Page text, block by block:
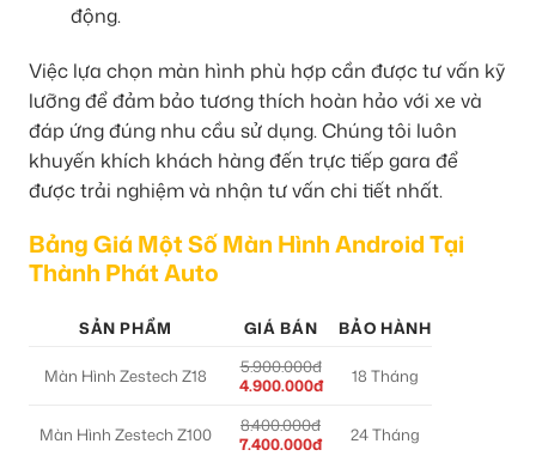
động.
Việc lựa chọn màn hình phù hợp cần được tư vấn kỹ
lưỡng để đảm bảo tương thích hoàn hảo với xe và
đáp ứng đúng nhu cầu sử dụng. Chúng tôi luôn
khuyến khích khách hàng đến trực tiếp gara để
được trải nghiệm và nhận tư vấn chi tiết nhất.
Bảng Giá Một Số Màn Hình Android Tại
Thành Phát Auto
SẢN PHẨM GIÁ BÁN BẢO HÀNH
Màn Hình Zestech Z18
5.900.000đ
4.900.000đ
18 Tháng
Màn Hình Zestech Z100
8.400.000đ
7.400.000đ
24 Tháng